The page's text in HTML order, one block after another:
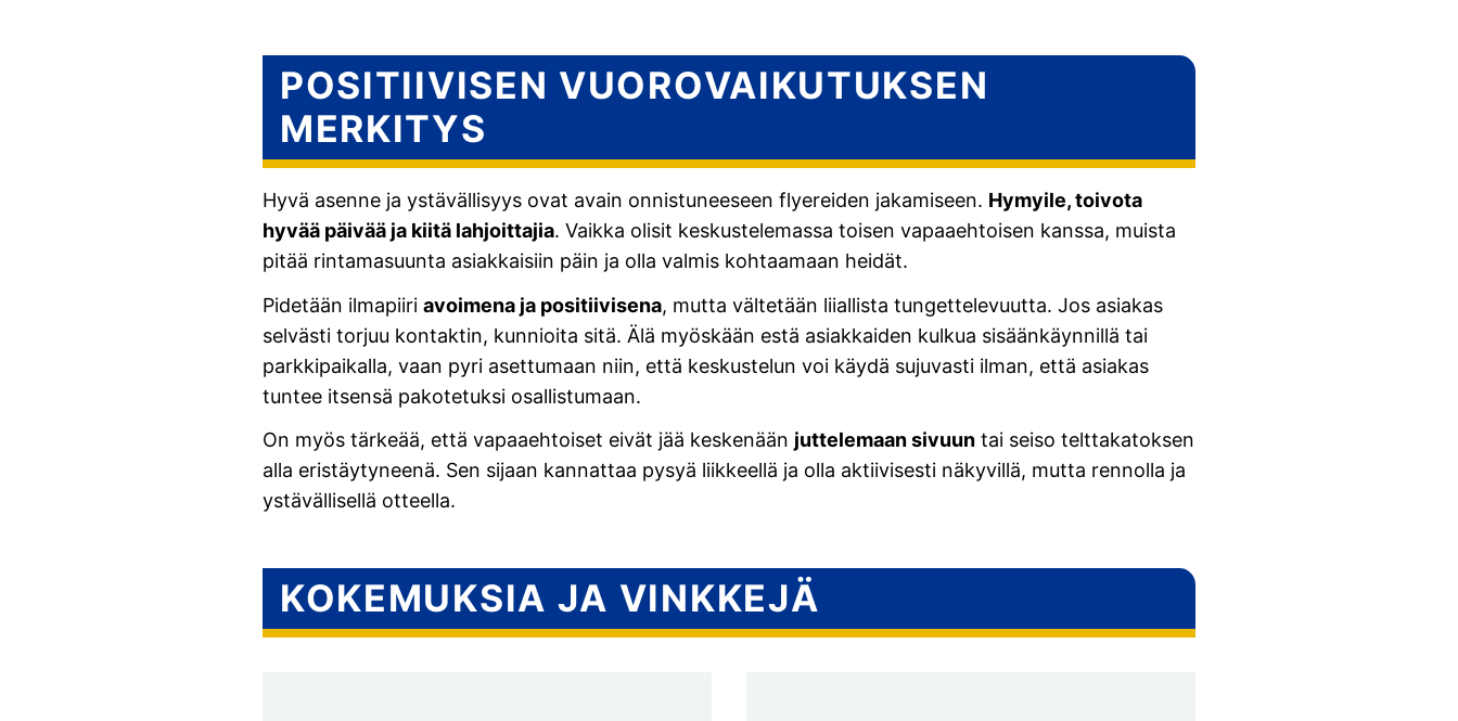
POSITIIVISEN VUOROVAIKUTUKSEN
MERKITYS
Hyvä asenne ja ystävällisyys ovat avain onnistuneeseen flyereiden jakamiseen. Hymyile, toivota
hyvää päivää ja kiitä lahjoittajia. Vaikka olisit keskustelemassa toisen vapaaehtoisen kanssa, muista
pitää rintamasuunta asiakkaisiin päin ja olla valmis kohtaamaan heidät.
Pidetään ilmapiiri avoimena ja positiivisena, mutta vältetään liiallista tungettelevuutta. Jos asiakas
selvästi torjuu kontaktin, kunnioita sitä. Älä myöskään estä asiakkaiden kulkua sisäänkäynnillä tai
parkkipaikalla, vaan pyri asettumaan niin, että keskustelun voi käydä sujuvasti ilman, että asiakas
tuntee itsensä pakotetuksi osallistumaan.
On myös tärkeää, että vapaaehtoiset eivät jää keskenään juttelemaan sivuun tai seiso telttakatoksen
alla eristäytyneenä. Sen sijaan kannattaa pysyä liikkeellä ja olla aktiivisesti näkyvillä, mutta rennolla ja
ystävällisellä otteella.
KOKEMUKSIA JA VINKKEJÄ